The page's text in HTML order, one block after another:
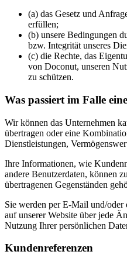
(a) das Gesetz und
erfüllen;
(b) unsere Bedingungen
bzw. Integrität unseres
(c) die Rechte, das
von Doconut, unseren
zu schützen.
Was passiert im Falle
Wir können das Unternehmen
übertragen oder eine
Dienstleistungen,
Ihre Informationen, wie
andere Benutzerdaten, können
übertragenen Gegenständen
Sie werden per E‑Mail und/
auf unserer Website über jede
Nutzung Ihrer persönlichen
Kundenreferenzen